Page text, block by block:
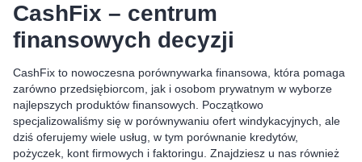
CashFix – centrum
finansowych decyzji
CashFix to nowoczesna porównywarka finansowa, która pomaga
zarówno przedsiębiorcom, jak i osobom prywatnym w wyborze
najlepszych produktów finansowych. Początkowo
specjalizowaliśmy się w porównywaniu ofert windykacyjnych, ale
dziś oferujemy wiele usług, w tym porównanie kredytów,
pożyczek, kont firmowych i faktoringu. Znajdziesz u nas również